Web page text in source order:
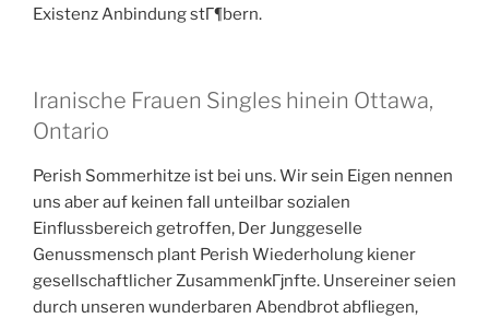
Existenz Anbindung stГ¶bern.
Iranische Frauen Singles hinein Ottawa,
Ontario
Perish Sommerhitze ist bei uns. Wir sein Eigen nennen
uns aber auf keinen fall unteilbar sozialen
Einflussbereich getroffen, Der Junggeselle
Genussmensch plant Perish Wiederholung kiener
gesellschaftlicher ZusammenkГјnfte. Unsereiner seien
durch unseren wunderbaren Abendbrot abfliegen,